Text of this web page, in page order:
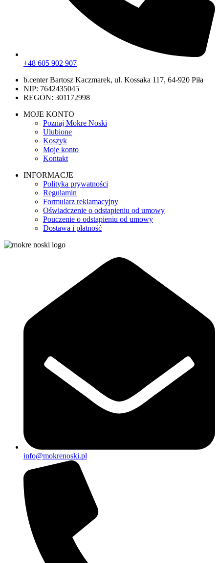
+48 605 902 907
b.center Bartosz Kaczmarek, ul. Kossaka 117, 64-920 Piła
NIP: 7642435045
REGON: 301172998
MOJE KONTO
Poznaj Mokre Noski
Ulubione
Koszyk
Moje konto
Kontakt
INFORMACJE
Polityka prywatności
Regulamin
Formularz reklamacyjny
Oświadczenie o odstapieniu od umowy
Pouczenie o odstąpieniu od umowy
Dostawa i płatność
info@mokrenoski.pl